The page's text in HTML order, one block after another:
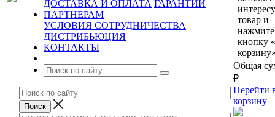
ДОСТАВКА И ОПЛАТА ГАРАНТИИ
ПАРТНЕРАМ
УСЛОВИЯ СОТРУДНИЧЕСТВА
ДИСТРИБЬЮЦИЯ
КОНТАКТЫ
товар и
нажмите
кнопку
Общая
₽
Перейти
корзину